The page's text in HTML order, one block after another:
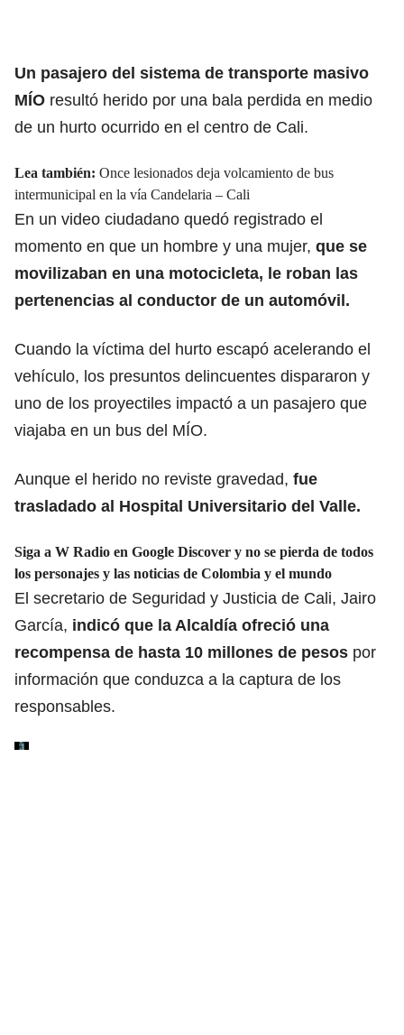
Un pasajero del sistema de transporte masivo
MÍO resultó herido por una bala perdida en medio
de un hurto ocurrido en el centro de Cali.
Lea también: Once lesionados deja volcamiento de bus
intermunicipal en la vía Candelaria – Cali
En un video ciudadano quedó registrado el
momento en que un hombre y una mujer, que se
movilizaban en una motocicleta, le roban las
pertenencias al conductor de un automóvil.
Cuando la víctima del hurto escapó acelerando el
vehículo, los presuntos delincuentes dispararon y
uno de los proyectiles impactó a un pasajero que
viajaba en un bus del MÍO.
Aunque el herido no reviste gravedad, fue
trasladado al Hospital Universitario del Valle.
Siga a W Radio en Google Discover y no se pierda de todos
los personajes y las noticias de Colombia y el mundo
El secretario de Seguridad y Justicia de Cali, Jairo
García, indicó que la Alcaldía ofreció una
recompensa de hasta 10 millones de pesos por
información que conduzca a la captura de los
responsables.